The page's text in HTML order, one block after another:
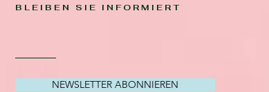
BLEIBEN SIE INFORMIERT
NEWSLETTER ABONNIEREN